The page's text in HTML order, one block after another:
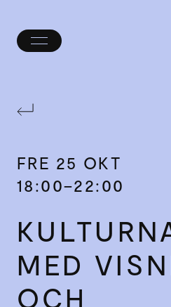
Öppna/stäng
FRE 25 OKT
18:00–22:00
MED
OCH